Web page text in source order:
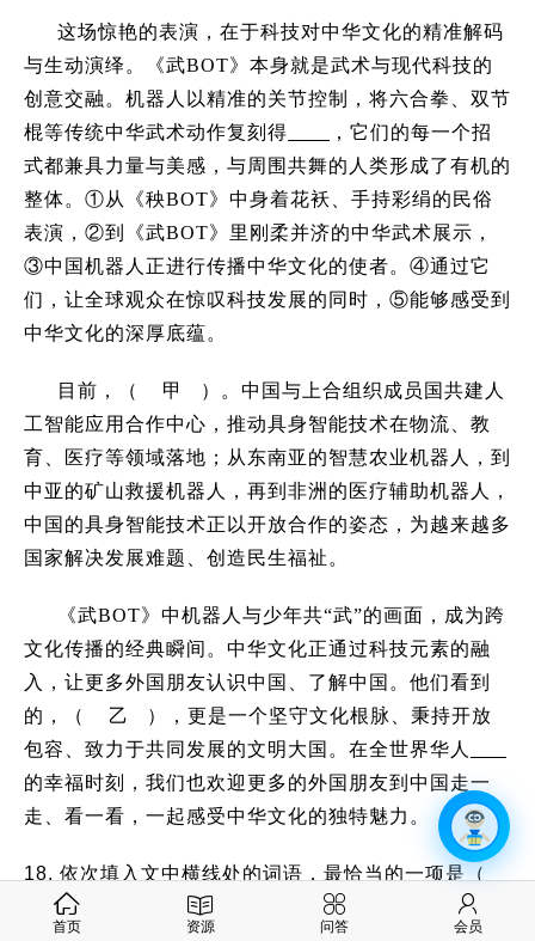
这场惊艳的表演，在于科技对中华文化的精准解码
与生动演绎。《武BOT》本身就是武术与现代科技的
创意交融。机器人以精准的关节控制，将六合拳、双节
棍等传统中华武术动作复刻得
，它们的每一个招
式都兼具力量与美感，与周围共舞的人类形成了有机的
整体。 ①从《秧BOT》中身着花袄、手持彩绢的民俗
表演，②到《武BOT》里刚柔并济的中华武术展示，
③中国机器人正进行传播中华文化的使者。④通过它
们，让全球观众在惊叹科技发展的同时，⑤能够感受到
中华文化的深厚底蕴。
目前，（ 甲 ）。中国与上合组织成员国共建人
工智能应用合作中心，推动具身智能技术在物流、教
育、医疗等领域落地；从东南亚的智慧农业机器人，到
中亚的矿山救援机器人，再到非洲的医疗辅助机器人，
中国的具身智能技术正以开放合作的姿态，为越来越多
国家解决发展难题、创造民生福祉。
《武BOT》中机器人与少年共“武”的画面，成为跨
文化传播的经典瞬间。中华文化正通过科技元素的融
入，让更多外国朋友认识中国、了解中国。他们看到
的，（ 乙 ），更是一个坚守文化根脉、秉持开放
包容、致力于共同发展的文明大国。在全世界华人
的幸福时刻，我们也欢迎更多的外国朋友到中国走一
走、看一看，一起感受中华文化的独特魅力。
18. 依次填入文中横线处的词语，最恰当的一项是（
首页 资源 问答 会员